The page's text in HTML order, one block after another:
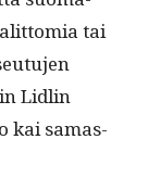
tai
Lidlin
kai samas­